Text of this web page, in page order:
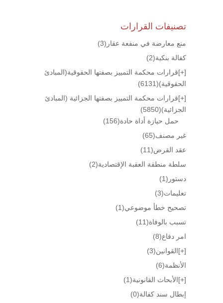
تصنيفات القرارات
منع معارضة في منفعة عقار (3)
كفالة بنكية(2)
[+]قرارات محكمة التمييز بصفتها الحقوقية(المبادئ
الحقوقية)(6131)
[+]قرارات محكمة التمييز بصفتها الجزائية (المبادئ
الجزائية)(5850)
حمل حيازة أداة حادة(156)
غير مصنف(65)
عقد القرض(11)
سلطة منطقة العقبة الإقتصادية(2)
دستور (1)
تعليمات(3)
تصحيح خطأ موضوعي(1)
تسبب بالوفاة(11)
امر دفاع(8)
[+]القوانين(3)
الأنظمة(6)
[+]الأبحاث القانونية(1)
إبطال سند كفالة(0)